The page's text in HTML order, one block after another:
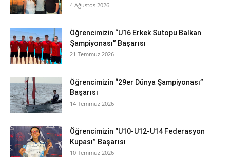
4 Ağustos 2026
Öğrencimizin “U16 Erkek Sutopu Balkan
Şampiyonası” Başarısı
21 Temmuz 2026
Öğrencimizin “29er Dünya Şampiyonası”
Başarısı
14 Temmuz 2026
Öğrencimizin “U10-U12-U14 Federasyon
Kupası” Başarısı
10 Temmuz 2026